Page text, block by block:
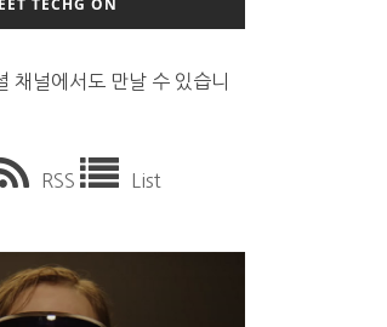
채널에서도 만날 수 있습니
RSS List